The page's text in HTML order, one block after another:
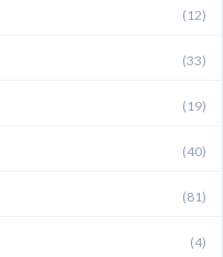
(12)
(33)
(19)
(40)
(81)
(4)